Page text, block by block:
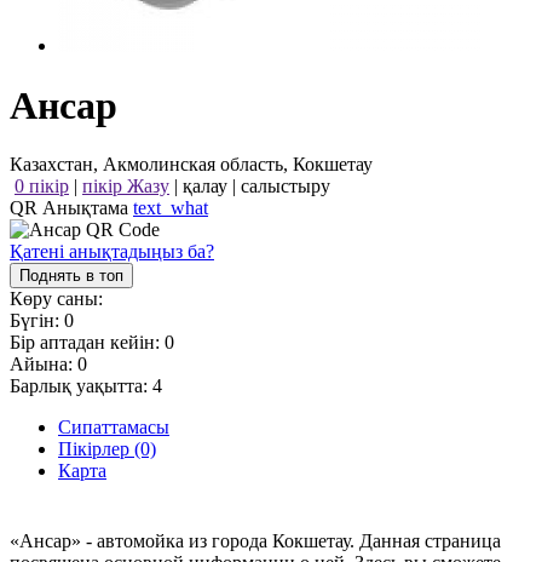
Ансар
Казахстан, Акмолинская область, Кокшетау
0 пікір | пікір Жазу | қалау | салыстыру
QR Анықтама text_what
Қатені анықтадыңыз ба?
Поднять в топ
Көру саны:
Бүгін: 0
Бір аптадан кейін: 0
Айына: 0
Барлық уақытта: 4
Сипаттамасы
Пікірлер (0)
Карта
«Ансар» - автомойка из города Кокшетау. Данная страница